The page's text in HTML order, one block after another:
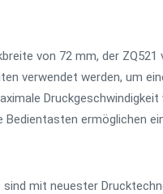
von 72 mm, der
verwendet werden, um
Bedientasten ermöglichen
sind mit neuester